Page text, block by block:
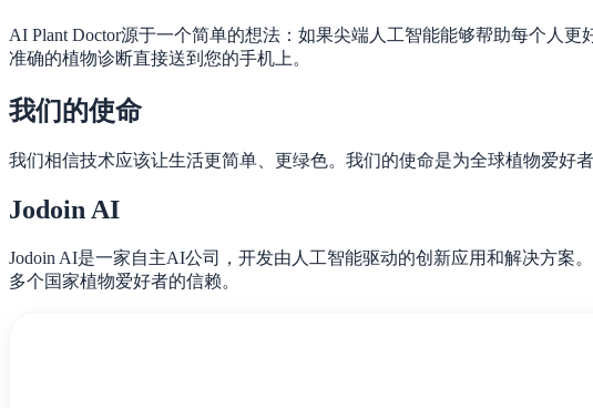
AI Plant Doctor源于一个简单的想法：如果尖端人工智能能够帮助每个人
准确的植物诊断直接送到您的手机上。
我们的使命
我们相信技术应该让生活更简单、更绿色。我们的使命是为全球植物爱
Jodoin AI
Jodoin AI是一家自主AI公司，开发由人工智能驱动的创新应用和解决方案
多个国家植物爱好者的信赖。